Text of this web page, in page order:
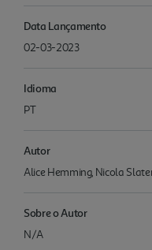
Data Lançamento
02-03-2023
Idioma
PT
Autor
Alice Hemming, Nicola
Sobre o Autor
N/A